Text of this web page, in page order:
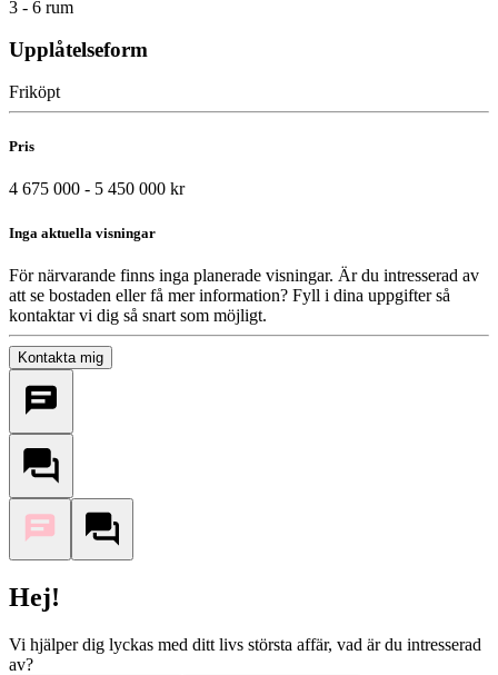
3 - 6 rum
Upplåtelseform
Friköpt
Pris
4 675 000 - 5 450 000 kr
Inga aktuella visningar
För närvarande finns inga planerade visningar. Är du intresserad av
att se bostaden eller få mer information? Fyll i dina uppgifter så
kontaktar vi dig så snart som möjligt.
Kontakta mig
Hej!
Vi hjälper dig lyckas med ditt livs största affär, vad är du intresserad
av?